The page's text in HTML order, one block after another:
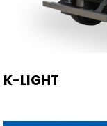
K-LIGHT